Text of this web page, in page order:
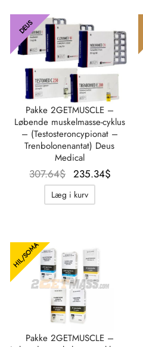
DEUS
Pakke 2GETMUSCLE –
Løbende muskelmasse-cyklus
– (Testosteroncypionat –
Trenbolonenantat) Deus
Medical
307.64$ Oprindelig
pris var:
307.64$.
235.34$
Læg i kurv
HIL/SOMA
Pakke 2GETMUSCLE –